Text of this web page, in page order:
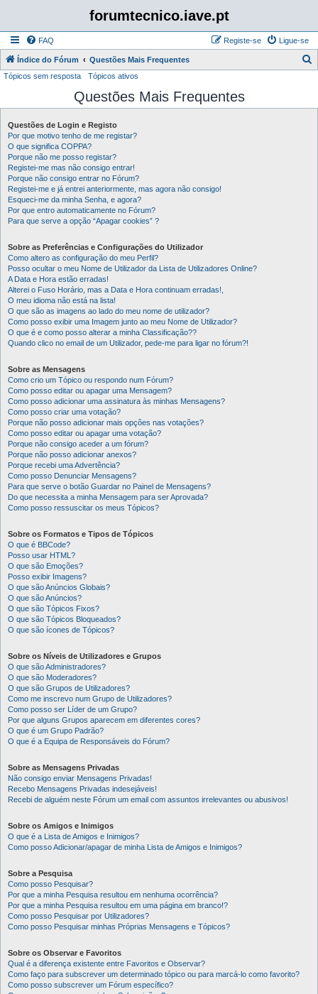
forumtecnico.iave.pt
FAQ Ligue-se
Registe-se
Índice do Fórum Questões Mais Frequentes
q
Tópicos sem resposta Tópicos ativos
Questões Mais Frequentes
Questões de Login e Registo
Por que motivo tenho de me registar?
O que significa COPPA?
Porque não me posso registar?
Registei-me mas não consigo entrar!
Porque não consigo entrar no Fórum?
Registei-me e já entrei anteriormente, mas agora não consigo!
Esqueci-me da minha Senha, e agora?
Por que entro automaticamente no Fórum?
Para que serve a opção “Apagar cookies” ?
Sobre as Preferências e Configurações do Utilizador
Como altero as configuração do meu Perfil?
Posso ocultar o meu Nome de Utilizador da Lista de Utilizadores Online?
A Data e Hora estão erradas!
Alterei o Fuso Horário, mas a Data e Hora continuam erradas!,
O meu idioma não está na lista!
O que são as imagens ao lado do meu nome de utilizador?
Como posso exibir uma Imagem junto ao meu Nome de Utilizador?
O que é e como posso alterar a minha Classificação??
Quando clico no email de um Utilizador, pede-me para ligar no fórum?!
Sobre as Mensagens
Como crio um Tópico ou respondo num Fórum?
Como posso editar ou apagar uma Mensagem?
Como posso adicionar uma assinatura às minhas Mensagens?
Como posso criar uma votação?
Porque não posso adicionar mais opções nas votações?
Como posso editar ou apagar uma votação?
Porque não consigo aceder a um fórum?
Porque não posso adicionar anexos?
Porque recebi uma Advertência?
Como posso Denunciar Mensagens?
Para que serve o botão Guardar no Painel de Mensagens?
Do que necessita a minha Mensagem para ser Aprovada?
Como posso ressuscitar os meus Tópicos?
Sobre os Formatos e Tipos de Tópicos
O que é BBCode?
Posso usar HTML?
O que são Emoções?
Posso exibir Imagens?
O que são Anúncios Globais?
O que são Anúncios?
O que são Tópicos Fixos?
O que são Tópicos Bloqueados?
O que são ícones de Tópicos?
Sobre os Níveis de Utilizadores e Grupos
O que são Administradores?
O que são Moderadores?
O que são Grupos de Utilizadores?
Como me inscrevo num Grupo de Utilizadores?
Como posso ser Líder de um Grupo?
Por que alguns Grupos aparecem em diferentes cores?
O que é um Grupo Padrão?
O que é a Equipa de Responsáveis do Fórum?
Sobre as Mensagens Privadas
Não consigo enviar Mensagens Privadas!
Recebo Mensagens Privadas indesejáveis!
Recebi de alguém neste Fórum um email com assuntos irrelevantes ou abusivos!
Sobre os Amigos e Inimigos
O que é a Lista de Amigos e Inimigos?
Como posso Adicionar/apagar de minha Lista de Amigos e Inimigos?
Sobre a Pesquisa
Como posso Pesquisar?
Por que a minha Pesquisa resultou em nenhuma ocorrência?
Por que a minha Pesquisa resultou em uma página em branco!?
Como posso Pesquisar por Utilizadores?
Como posso Pesquisar minhas Próprias Mensagens e Tópicos?
Sobre os Observar e Favoritos
Qual é a diferença existente entre Favoritos e Observar?
Como faço para subscrever um determinado tópico ou para marcá-lo como favorito?
Como posso subscrever um Fórum específico?